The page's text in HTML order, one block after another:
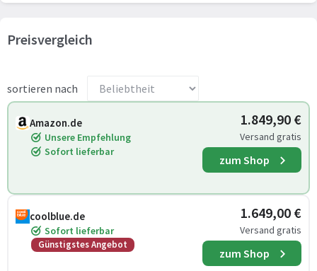
Preisvergleich
sortieren nach
Amazon.de
Unsere Empfehlung
Sofort lieferbar
1.849,90 €
Versand gratis
zum Shop
coolblue.de
Sofort lieferbar
Günstigstes Angebot
1.649,00 €
Versand gratis
zum Shop